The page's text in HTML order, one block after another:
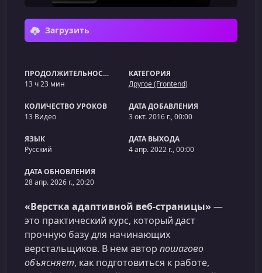
Загрузить
ПРОДОЛЖИТЕЛЬНОСТЬ
13 ч 23 мин
КАТЕГОРИЯ
Другое (Frontend)
КОЛИЧЕСТВО УРОКОВ
13 Видео
ДАТА ДОБАВЛЕНИЯ
3 окт. 2016 г., 00:00
ЯЗЫК
Русский
ДАТА ВЫХОДА
4 апр. 2022 г., 00:00
ДАТА ОБНОВЛЕНИЯ
28 апр. 2026 г., 20:20
«Верстка адаптивной веб-страницы» —
это практический курс, который даст
прочную базу для начинающих
верстальщиков. В нем автор пошагово
объясняет, как подготовиться к работе,